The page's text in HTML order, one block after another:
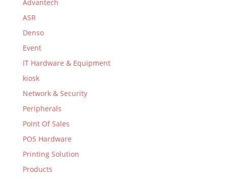
Advantech
ASR
Denso
Event
IT Hardware & Equipment
kiosk
Network & Security
Peripherals
Point Of Sales
POS Hardware
Printing Solution
Products